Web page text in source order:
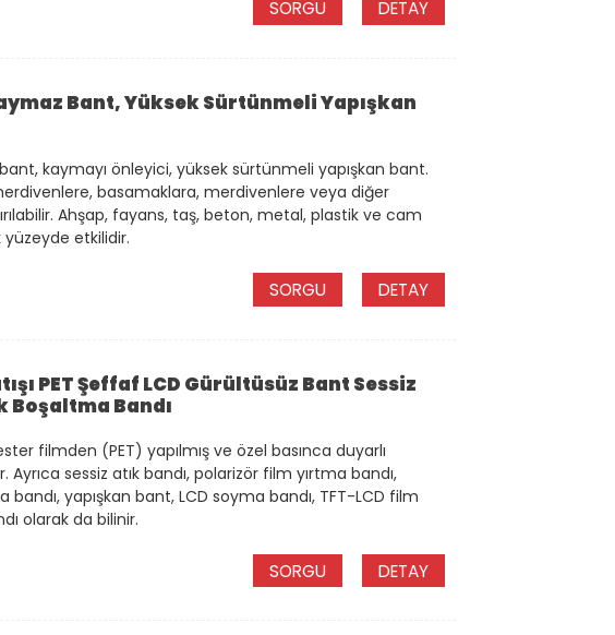
SORGU DETAY
Bant, Yüksek Sürtünmeli Yapışkan
kaymayı önleyici, yüksek sürtünmeli yapışkan bant.
basamaklara, merdivenlere veya diğer
Ahşap, fayans, taş, beton, metal, plastik ve cam
etkilidir.
SORGU DETAY
PET Şeffaf LCD Gürültüsüz Bant Sessiz
Boşaltma Bandı
filmden (PET) yapılmış ve özel basınca duyarlı
Ayrıca sessiz atık bandı, polarizör film yırtma bandı,
yapışkan bant, LCD soyma bandı, TFT-LCD film
olarak da bilinir.
SORGU DETAY